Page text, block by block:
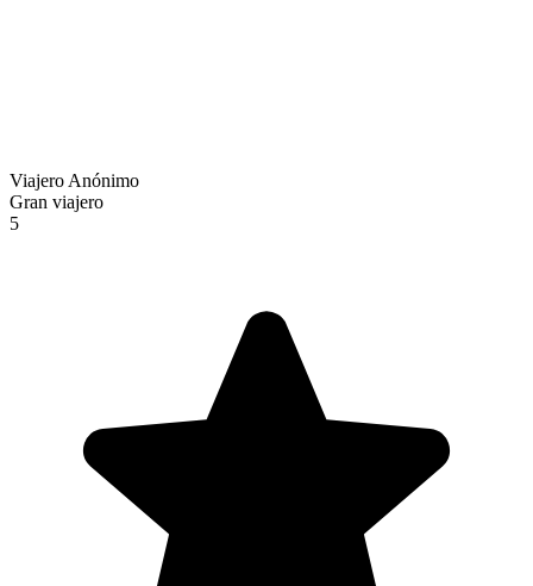
Viajero Anónimo
Gran viajero
5